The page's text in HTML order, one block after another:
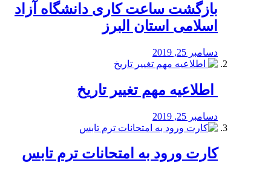
بازگشت ساعت کاری دانشگاه آزاد
اسلامی استان البرز
دسامبر 25, 2019
️ اطلاعیه مهم تغییر تاریخ
دسامبر 25, 2019
کارت ورود به امتحانات ترم تابس